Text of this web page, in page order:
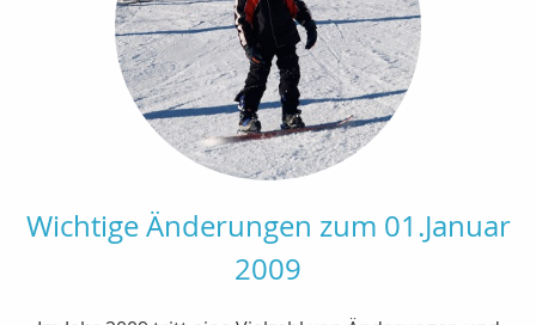
Wichtige Änderungen zum 01.Januar
2009